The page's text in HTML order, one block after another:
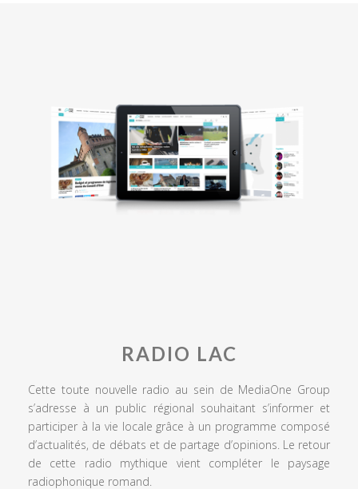
RADIO LAC
Cette toute nouvelle radio au sein de MediaOne Group
s’adresse à un public régional souhaitant s’informer et
participer à la vie locale grâce à un programme composé
d’actualités, de débats et de partage d’opinions. Le retour
de cette radio mythique vient compléter le paysage
radiophonique romand.